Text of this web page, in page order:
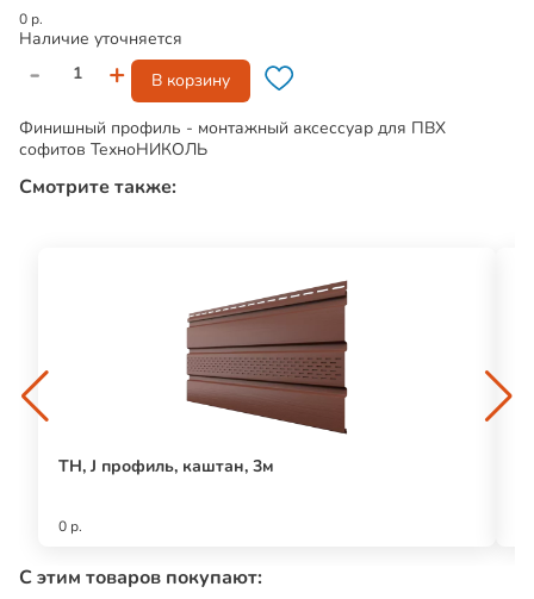
0 р.
Наличие уточняется
- + В корзину
Финишный профиль - монтажный аксессуар для ПВХ
софитов ТехноНИКОЛЬ
Смотрите также:
ТН, J профиль, каштан, 3м
0 р.
С этим товаров покупают: